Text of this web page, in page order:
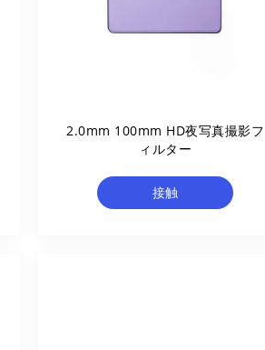
2.0mm 100mm HD夜写真撮影フ
ィルター
接触